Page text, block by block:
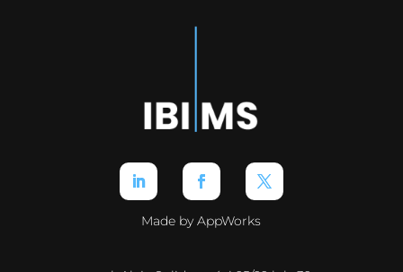
Made by AppWorks